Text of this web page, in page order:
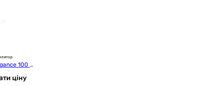
100 2
ціну